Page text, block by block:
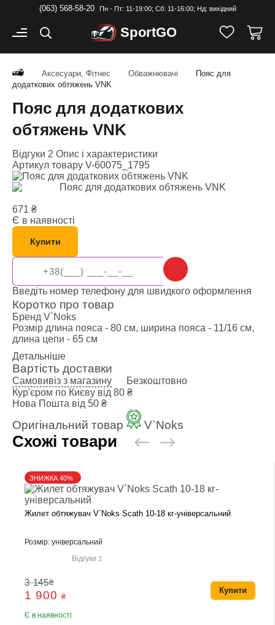
(063) 568-58-20 Пн - Пт: 11-19:00; Cб: 11-16:00; Нд: вихідний
SportGO
Аксесуари, Фітнес Обважнювачі
Пояс для
додаткових обтяжень VNK
Пояс для додаткових
обтяжень VNK
Відгуки 2 Опис і характеристики
Артикул товару V-60075_1795
671 ₴
Є в наявності
Купити
Введіть номер телефону для швидкого оформлення
Коротко про товар
Бренд V`Noks
Розмір длина пояса - 80 см, ширина пояса - 11/16 см,
длина цепи - 65 см
Детальніше
Вартість доставки
Самовивіз з магазину
Безкоштовно
Кур'єром по Києву від 80 ₴
Нова Пошта від 50 ₴
Оригінальний товар V`Noks
Схожі товари
Жилет обтяжувач V`Noks Scath 10-18 кг-універсальний
Розмір: універсальний
Відгуки2
3 145₴
1 900 ₴
Є в наявності
Купити
ЗНИЖКА 40%